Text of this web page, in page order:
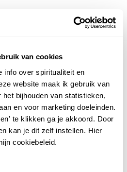
van cookies
info over spiritualiteit en
website maak ik gebruik van
bijhouden van statistieken,
en voor marketing doeleinden.
te klikken ga je akkoord. Door
kan je dit zelf instellen. Hier
cookiebeleid.
Chakra hoe oud?
hoe oud?